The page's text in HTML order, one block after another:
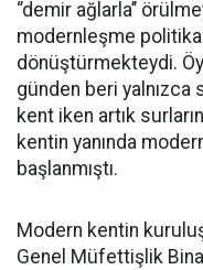
‘’demir ağlarla’’
modernleşme
dönüştürmekteydi.
günden beri yalnızca
kent iken artık surların
kentin yanında
başlanmıştı.
Modern kentin
Genel Müfettişlik